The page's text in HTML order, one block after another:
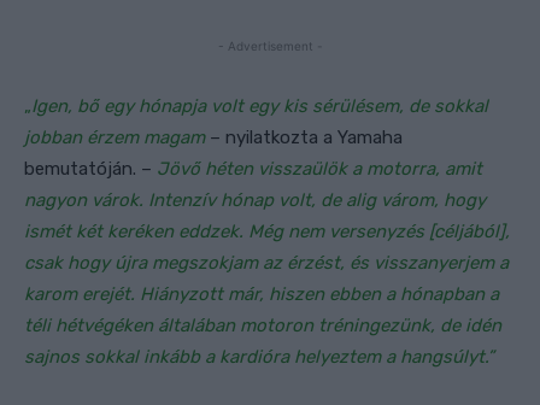
- Advertisement -
„Igen, bő egy hónapja volt egy kis sérülésem, de sokkal
jobban érzem magam– nyilatkozta a Yamaha
bemutatóján. – Jövő héten visszaülök a motorra, amit
nagyon várok. Intenzív hónap volt, de alig várom, hogy
ismét két keréken eddzek. Még nem versenyzés [céljából],
csak hogy újra megszokjam az érzést, és visszanyerjem a
karom erejét. Hiányzott már, hiszen ebben a hónapban a
téli hétvégéken általában motoron tréningezünk, de idén
sajnos sokkal inkább a kardióra helyeztem a hangsúlyt.”